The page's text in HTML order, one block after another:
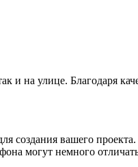
и на улице. Благодаря
создания вашего проекта.
могут немного